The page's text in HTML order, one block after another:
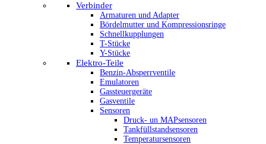
Verbinder
Armaturen und Adapter
Bördelmutter und Kompressionsringe
Schnellkupplungen
T-Stücke
Y-Stücke
Elektro-Teile
Benzin-Absperrventile
Emulatoren
Gassteuergeräte
Gasventile
Sensoren
Druck- un MAPsensoren
Tankfüllstandsensoren
Temperatursensoren